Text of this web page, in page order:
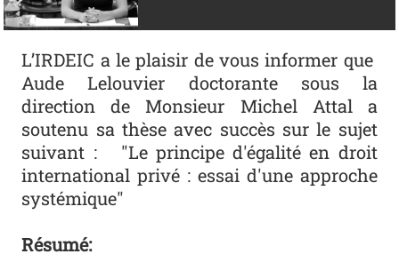
L’IRDEIC a le plaisir de vous informer que
Aude Lelouvier doctorante sous la
direction de Monsieur Michel Attal a
soutenu sa thèse avec succès sur le sujet
suivant : "Le principe d'égalité en droit
international privé : essai d'une approche
systémique"
Résumé: